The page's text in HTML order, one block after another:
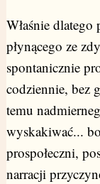
Właśnie
płynącego ze
spontanicznie
codziennie, bez
temu
wyskakiwać...
prospołeczni,
narracji